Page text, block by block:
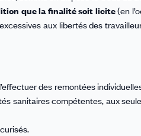
que lafinalité soit licite(en
aux libertés des
des remontées
sanitaires compétentes, aux